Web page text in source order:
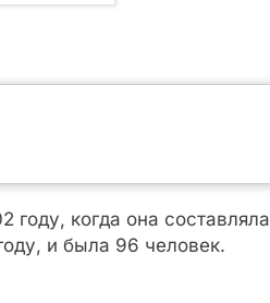
когда она составляла
и была 96 человек.